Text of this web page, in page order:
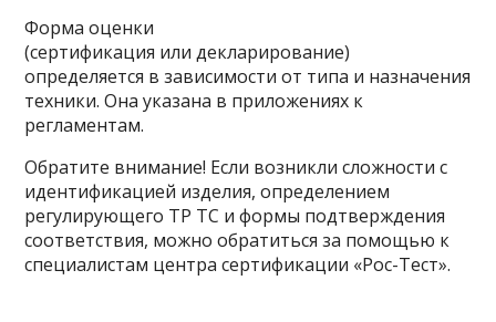
Форма оценки
(сертификация или декларирование)
определяется в зависимости от типа и назначения
техники. Она указана в приложениях к
регламентам.
Обратите внимание! Если возникли сложности с
идентификацией изделия, определением
регулирующего ТР ТС и формы подтверждения
соответствия, можно обратиться за помощью к
специалистам центра сертификации «Рос-Тест».